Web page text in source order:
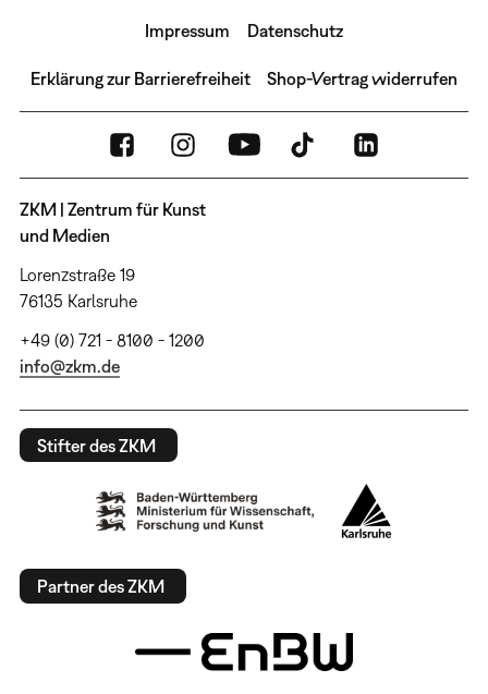
Impressum Datenschutz
Erklärung zur Barrierefreiheit Shop-Vertrag widerrufen
ZKM | Zentrum für Kunst
und Medien
Lorenzstraße 19
76135 Karlsruhe
+49 (0) 721 - 8100 - 1200
info@zkm.de
Stifter des ZKM
Partner des ZKM